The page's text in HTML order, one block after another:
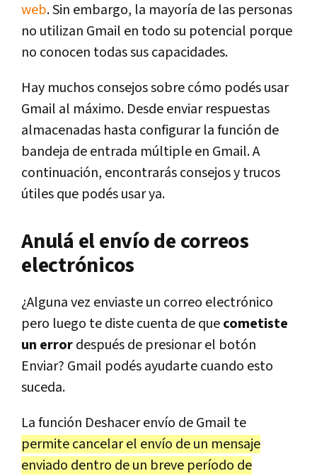
web. Sin embargo, la mayoría de las personas
no utilizan Gmail en todo su potencial porque
no conocen todas sus capacidades.
Hay muchos consejos sobre cómo podés usar
Gmail al máximo. Desde enviar respuestas
almacenadas hasta configurar la función de
bandeja de entrada múltiple en Gmail. A
continuación, encontrarás consejos y trucos
útiles que podés usar ya.
Anulá el envío de correos
electrónicos
¿Alguna vez enviaste un correo electrónico
pero luego te diste cuenta de quecometiste
un errordespués de presionar el botón
Enviar? Gmail podés ayudarte cuando esto
suceda.
La función Deshacer envío de Gmail te
permite cancelar el envío de un mensaje
enviado dentro de un breve período de